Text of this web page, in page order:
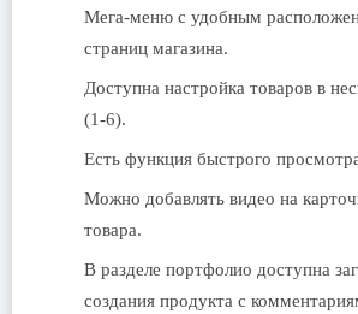
Мега-меню с удобным
страниц магазина.
Доступна настройка товаров в
(1-6).
Есть функция быстрого
Можно добавлять видео на
товара.
В разделе портфолио доступна
создания продукта с